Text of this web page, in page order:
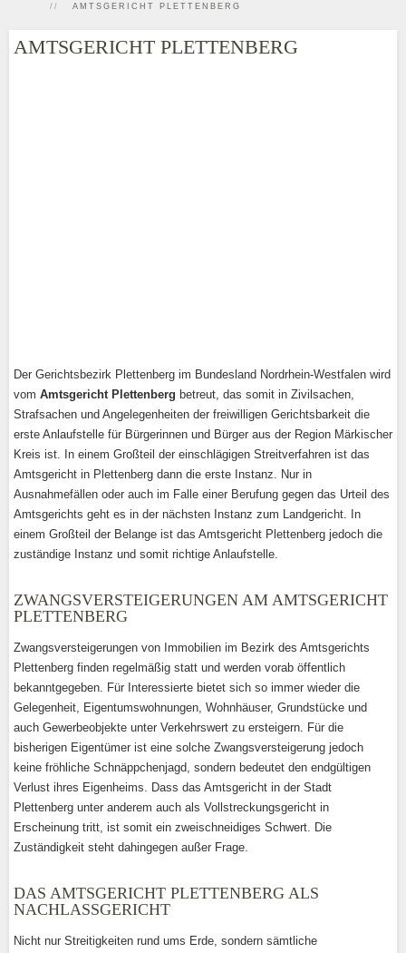
AMTSGERICHT PLETTENBERG
AMTSGERICHT PLETTENBERG
Der Gerichtsbezirk Plettenberg im Bundesland Nordrhein-Westfalen wird
vom Amtsgericht Plettenberg betreut, das somit in Zivilsachen,
Strafsachen und Angelegenheiten der freiwilligen Gerichtsbarkeit die
erste Anlaufstelle für Bürgerinnen und Bürger aus der Region Märkischer
Kreis ist. In einem Großteil der einschlägigen Streitverfahren ist das
Amtsgericht in Plettenberg dann die erste Instanz. Nur in
Ausnahmefällen oder auch im Falle einer Berufung gegen das Urteil des
Amtsgerichts geht es in der nächsten Instanz zum Landgericht. In
einem Großteil der Belange ist das Amtsgericht Plettenberg jedoch die
zuständige Instanz und somit richtige Anlaufstelle.
ZWANGSVERSTEIGERUNGEN AM AMTSGERICHT
PLETTENBERG
Zwangsversteigerungen von Immobilien im Bezirk des Amtsgerichts
Plettenberg finden regelmäßig statt und werden vorab öffentlich
bekanntgegeben. Für Interessierte bietet sich so immer wieder die
Gelegenheit, Eigentumswohnungen, Wohnhäuser, Grundstücke und
auch Gewerbeobjekte unter Verkehrswert zu ersteigern. Für die
bisherigen Eigentümer ist eine solche Zwangsversteigerung jedoch
keine fröhliche Schnäppchenjagd, sondern bedeutet den endgültigen
Verlust ihres Eigenheims. Dass das Amtsgericht in der Stadt
Plettenberg unter anderem auch als Vollstreckungsgericht in
Erscheinung tritt, ist somit ein zweischneidiges Schwert. Die
Zuständigkeit steht dahingegen außer Frage.
DAS AMTSGERICHT PLETTENBERG ALS
NACHLASSGERICHT
Nicht nur Streitigkeiten rund ums Erde, sondern sämtliche